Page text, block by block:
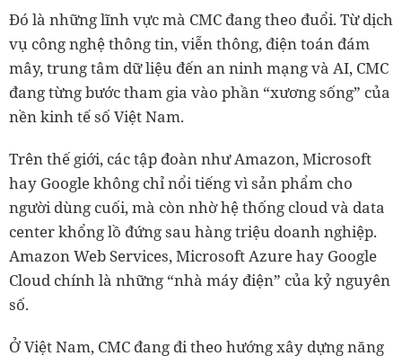
Đó là những lĩnh vực mà CMC đang theo đuổi. Từ dịch
vụ công nghệ thông tin, viễn thông, điện toán đám
mây, trung tâm dữ liệu đến an ninh mạng và AI, CMC
đang từng bước tham gia vào phần “xương sống” của
nền kinh tế số Việt Nam.
Trên thế giới, các tập đoàn như Amazon, Microsoft
hay Google không chỉ nổi tiếng vì sản phẩm cho
người dùng cuối, mà còn nhờ hệ thống cloud và data
center khổng lồ đứng sau hàng triệu doanh nghiệp.
Amazon Web Services, Microsoft Azure hay Google
Cloud chính là những “nhà máy điện” của kỷ nguyên
số.
Ở Việt Nam, CMC đang đi theo hướng xây dựng năng